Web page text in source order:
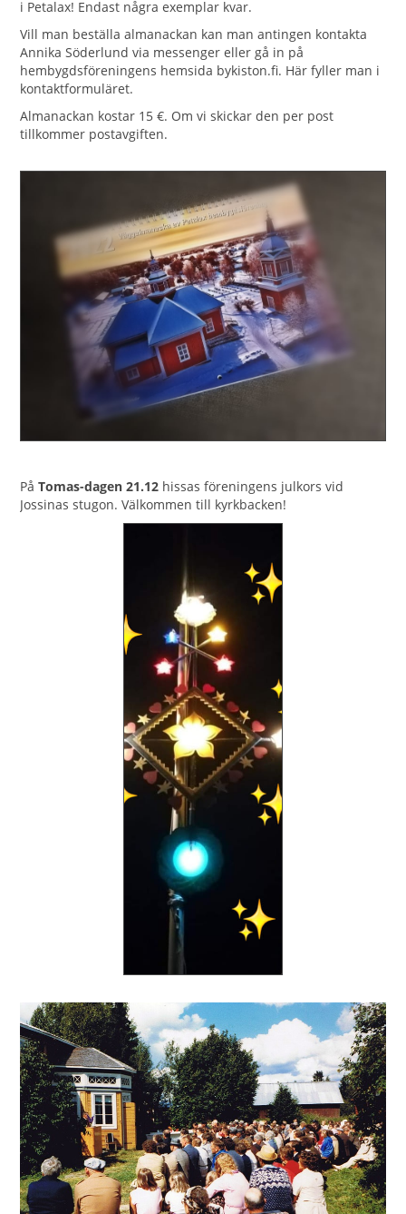
i Petalax! Endast några exemplar kvar.
Vill man beställa almanackan kan man antingen kontakta
Annika Söderlund via messenger eller gå in på
hembygdsföreningens hemsida bykiston.fi. Här fyller man i
kontaktformuläret.
Almanackan kostar 15 €. Om vi skickar den per post
tillkommer postavgiften.
PåTomas-dagen 21.12 hissas föreningens julkors vid
Jossinas stugon. Välkommen till kyrkbacken!